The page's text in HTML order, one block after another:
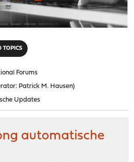
TOPICS
Forums
Patrick M. Hausen)
Updates
automatische